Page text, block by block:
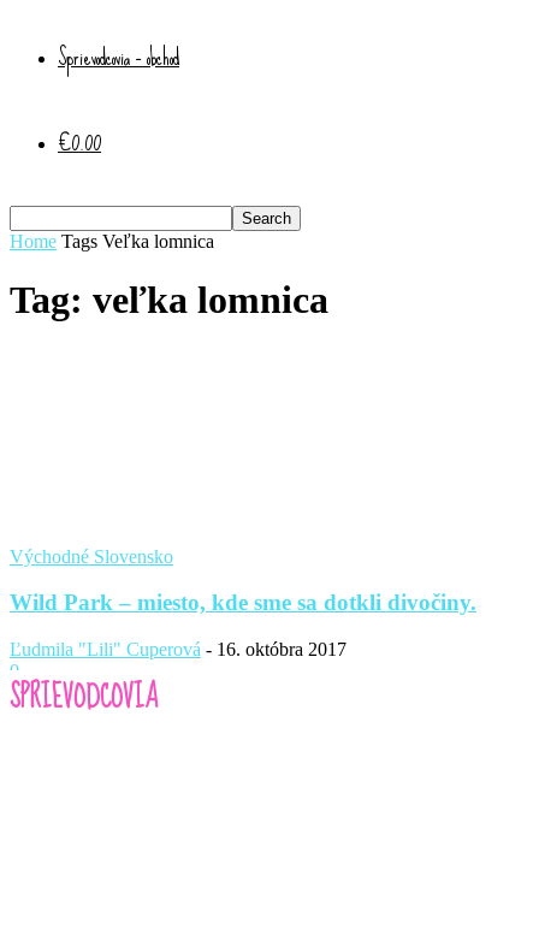
Sprievodcovia – obchod
€0.00
Home Tags Veľka lomnica
Tag: veľka lomnica
Východné Slovensko
Wild Park – miesto, kde sme sa dotkli divočiny.
Ľudmila "Lili" Cuperová - 16. októbra 2017
0
SPRIEVODCOVIA